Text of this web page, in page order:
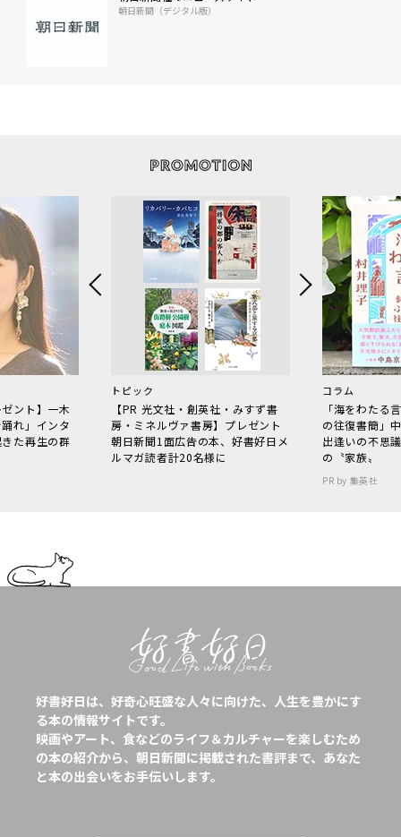
朝日新聞（デジタル版）
ント】一木
れ」インタ
た再生の群
トピック
【PR 光文社・創英社・みすず書
房・ミネルヴァ書房】プレゼント
朝日新聞1面広告の本、好書好日メ
ルマガ読者計20名様に
コラム
「海をわた
の往復書簡」
出逢いの不思
の〝家族〟
PR by 集英社
好書好日は、好奇心旺盛な人々に向けた、人生を豊かにす
る本の情報サイトです。
映画やアート、食などのライフ＆カルチャーを楽しむため
の本の紹介から、朝日新聞に掲載された書評まで、あなた
と本の出会いをお手伝いします。